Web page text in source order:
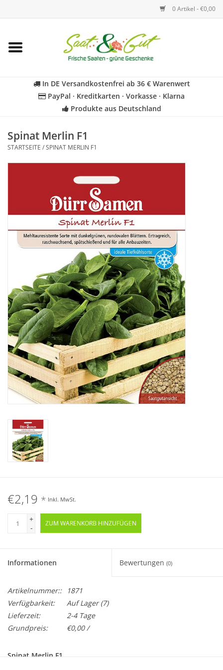
0 Artikel - €0,00
Startseite
Kräuter
Geschenkideen
Katalog
In DE Versandkostenfrei ab 36 € Warenwert
PayPal · Kreditkarten · Vorkasse · Klarna
Produkte aus Deutschland
Spinat Merlin F1
STARTSEITE /SPINAT MERLIN F1
€2,19 * Inkl. MwSt.
+
-
ZUM WARENKORB HINZUFÜGEN
Informationen Bewertungen (0)
Artikelnummer::
1871
Verfügbarkeit:
Auf Lager(7)
Lieferzeit:
2-4 Tage
Grundpreis:
€0,00 /
Spinat Merlin F1